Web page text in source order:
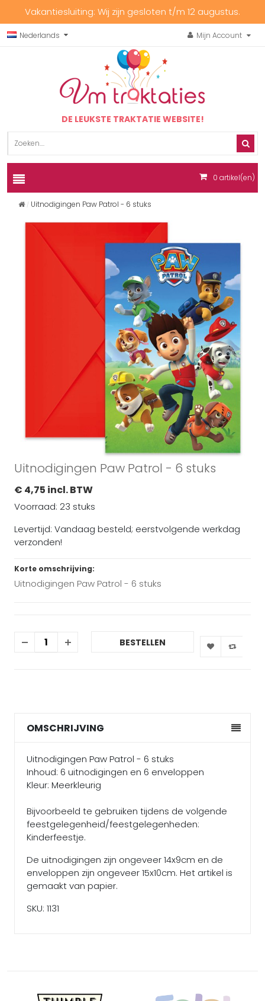
Vakantiesluiting: Wij zijn gesloten t/m 12 augustus.
Nederlands Mijn Account
DE LEUKSTE TRAKTATIE WEBSITE!
0 artikel(en)
Uitnodigingen Paw Patrol - 6 stuks
Uitnodigingen Paw Patrol - 6 stuks
€ 4,75 incl. BTW
Voorraad: 23 stuks
Levertijd: Vandaag besteld; eerstvolgende werkdag
verzonden!
Korte omschrijving:
Uitnodigingen Paw Patrol - 6 stuks
BESTELLEN
OMSCHRIJVING
Uitnodigingen Paw Patrol - 6 stuks
Inhoud: 6 uitnodigingen en 6 enveloppen
Kleur: Meerkleurig
Bijvoorbeeld te gebruiken tijdens de volgende
feestgelegenheid/feestgelegenheden:
Kinderfeestje.
De uitnodigingen zijn ongeveer 14x9cm en de
enveloppen zijn ongeveer 15x10cm. Het artikel is
gemaakt van papier.
SKU: 1131